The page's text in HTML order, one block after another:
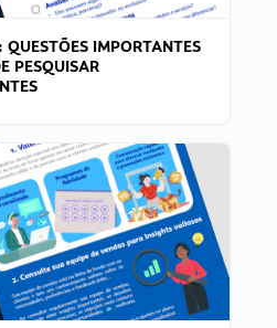
QUESTÕES IMPORTANTES
PESQUISAR